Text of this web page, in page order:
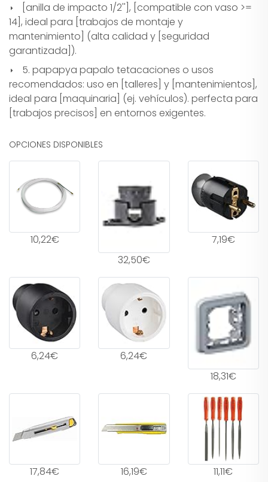
[anilla de impacto 1/2''], [compatible con vaso >=
14], ideal para [trabajos de montaje y
mantenimiento] (alta calidad y [seguridad
garantizada]).
5. papapya papalo tetacaciones o usos
recomendados: uso en [talleres] y [mantenimientos],
ideal para [maquinaria] (ej. vehículos). perfecta para
[trabajos precisos] en entornos exigentes.
OPCIONES DISPONIBLES
10,22€
32,50€
7,19€
6,24€
6,24€
18,31€
17,84€ 16,19€ 11,11€